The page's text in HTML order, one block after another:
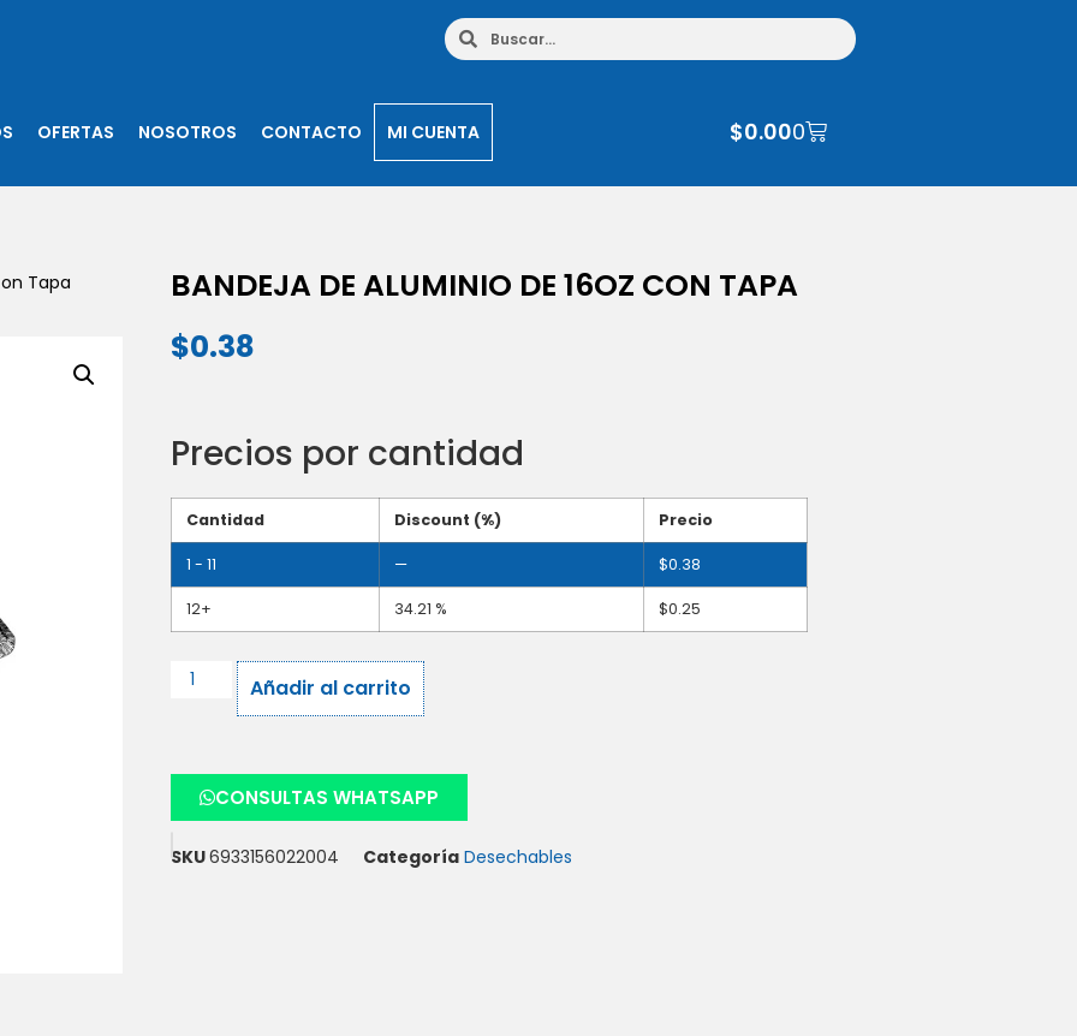
OFERTAS NOSOTROS CONTACTO MI CUENTA $0.000
Tapa
BANDEJA DE ALUMINIO DE 16OZ CON TAPA
$0.38
Precios por cantidad
Cantidad Discount (%) Precio
1 - 11 — $0.38
12+ 34.21 % $0.25
Añadir al carrito
CONSULTAS WHATSAPP
SKU6933156022004 Categoría Desechables